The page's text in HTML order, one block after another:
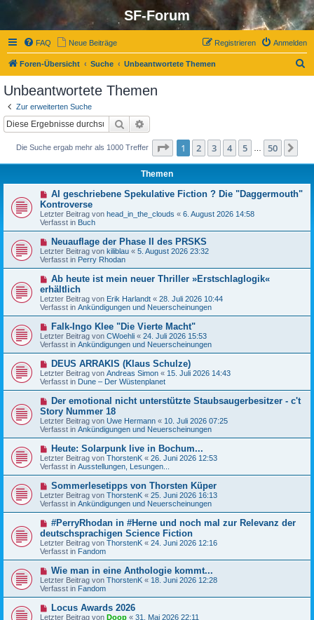
SF-Forum
FAQ Neue Beiträge Anmelden
Registrieren
Foren-Übersicht Suche Unbeantwortete Themen
Unbeantwortete Themen
Zur erweiterten Suche
Suche
Die Suche ergab mehr als 1000 Treffer Seite 1von 50
1 2 3 4 5 50
Themen
N
u
e
r
B
i
t
r
g
AI geschriebene Spekulative Fiction ? Die "Daggermouth"
Kontroverse
Letzter Beitrag von head_in_the_clouds « 6. August 2026 14:58
Verfasst in Buch
N
e
u
e
B
e
i
t
r
a
g
Neuauflage der Phase II des PRSKS
Letzter Beitrag von kiliblau « 5. August 2026 23:32
Verfasst in Perry Rhodan
N
e
u
e
r
B
i
t
r
a
g
Ab heute ist mein neuer Thriller »Erstschlaglogik«
erhältlich
Letzter Beitrag von Erik Harlandt « 28. Juli 2026 10:44
Verfasst in Ankündigungen und Neuerscheinungen
N
e
u
e
B
e
i
t
a
g
Falk-Ingo Klee "Die Vierte Macht"
Letzter Beitrag von CWoehli « 24. Juli 2026 15:53
Verfasst in Ankündigungen und Neuerscheinungen
N
e
u
e
B
e
i
t
r
a
g
DEUS ARRAKIS (Klaus Schulze)
Letzter Beitrag von Andreas Simon « 15. Juli 2026 14:43
Verfasst in Dune – Der Wüstenplanet
N
e
u
e
r
B
i
t
r
a
g
Der emotional nicht unterstützte Staubsaugerbesitzer - c't
Story Nummer 18
Letzter Beitrag von Uwe Hermann « 10. Juli 2026 07:25
Verfasst in Ankündigungen und Neuerscheinungen
N
e
u
e
B
e
i
t
a
g
Heute: Solarpunk live in Bochum...
Letzter Beitrag von ThorstenK « 26. Juni 2026 12:53
Verfasst in Ausstellungen, Lesungen...
N
e
u
e
B
e
i
t
r
a
g
Sommerlesetipps von Thorsten Küper
Letzter Beitrag von ThorstenK « 25. Juni 2026 16:13
Verfasst in Ankündigungen und Neuerscheinungen
N
u
e
r
B
e
i
t
r
a
g
#PerryRhodan in #Herne und noch mal zur Relevanz der
deutschsprachigen Science Fiction
Letzter Beitrag von ThorstenK « 24. Juni 2026 12:16
Verfasst in Fandom
N
e
u
e
B
Wie man in eine Anthologie kommt...
Letzter Beitrag von ThorstenK « 18. Juni 2026 12:28
Verfasst in Fandom
N
e
Locus Awards 2026
Letzter Beitrag von Doop « 31. Mai 2026 22:11